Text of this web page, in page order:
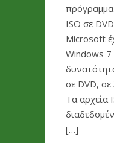
ISO σε
Microsoft
Windows
σε DVD,
Τα αρχεία
[…]